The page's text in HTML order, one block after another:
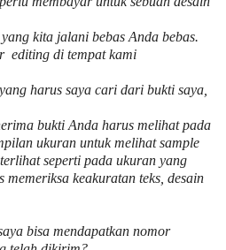
kita jalani bebas Anda bebas.
editing di tempat kami
harus saya cari dari bukti saya,
bukti Anda harus melihat pada
ukuran untuk melihatsample
seperti pada ukuran yang
keakuratan teks, desain
bisa mendapatkan nomor